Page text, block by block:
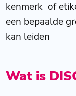
kenmerk of
een bepaalde
kan leiden
Wat is